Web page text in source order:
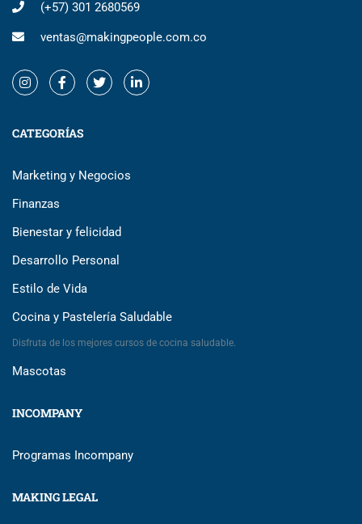
(+57) 301 2680569
ventas@makingpeople.com.co
CATEGORÍAS
Marketing y Negocios
Finanzas
Bienestar y felicidad
Desarrollo Personal
Estilo de Vida
Cocina y Pastelería Saludable
Disfruta de los mejores cursos de cocina saludable.
Mascotas
INCOMPANY
Programas Incompany
MAKING LEGAL